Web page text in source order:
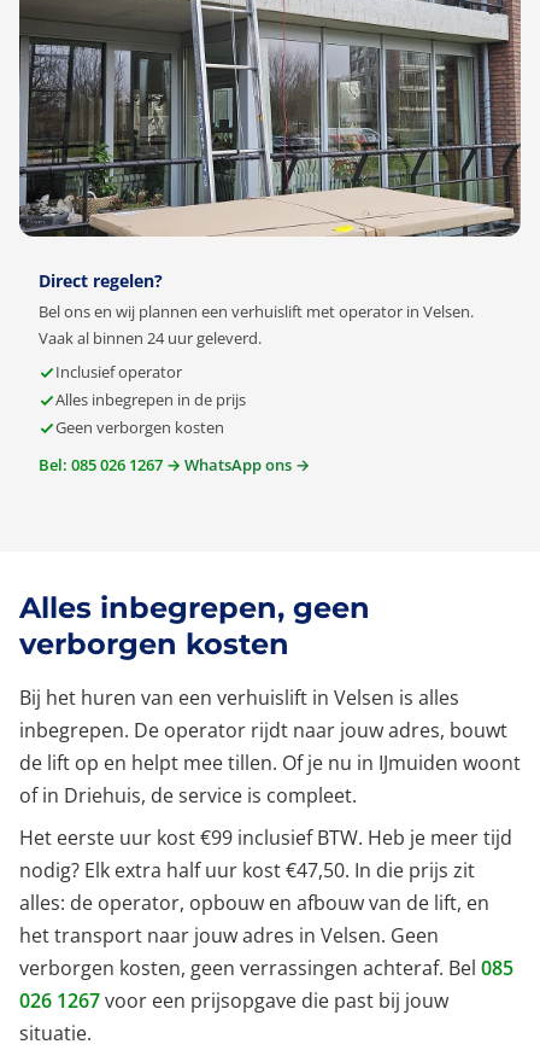
Direct regelen?
Bel ons en wij plannen een verhuislift met operator in Velsen.
Vaak al binnen 24 uur geleverd.
Inclusief operator
Alles inbegrepen in de prijs
Geen verborgen kosten
Bel: 085 026 1267 → WhatsApp ons →
Alles inbegrepen, geen
verborgen kosten
Bij het huren van een verhuislift in Velsen is alles
inbegrepen. De operator rijdt naar jouw adres, bouwt
de lift op en helpt mee tillen. Of je nu in IJmuiden woont
of in Driehuis, de service is compleet.
Het eerste uur kost €99 inclusief BTW. Heb je meer tijd
nodig? Elk extra half uur kost €47,50. In die prijs zit
alles: de operator, opbouw en afbouw van de lift, en
het transport naar jouw adres in Velsen. Geen
verborgen kosten, geen verrassingen achteraf. Bel 085
026 1267voor een prijsopgave die past bij jouw
situatie.